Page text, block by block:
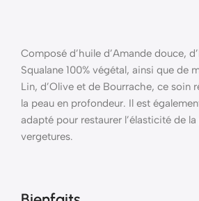
Composé d’huile d’Amande douce,
Squalane 100% végétal, ainsi que de
Lin, d’Olive et de Bourrache, ce soin
la peau en profondeur. Il est
adapté pour restaurer l’élasticité de
vergetures.